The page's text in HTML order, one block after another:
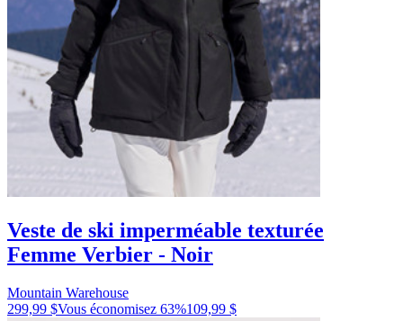
Veste de ski imperméable texturée
Femme Verbier - Noir
Mountain Warehouse
299,99 $Vous économisez 63%109,99 $